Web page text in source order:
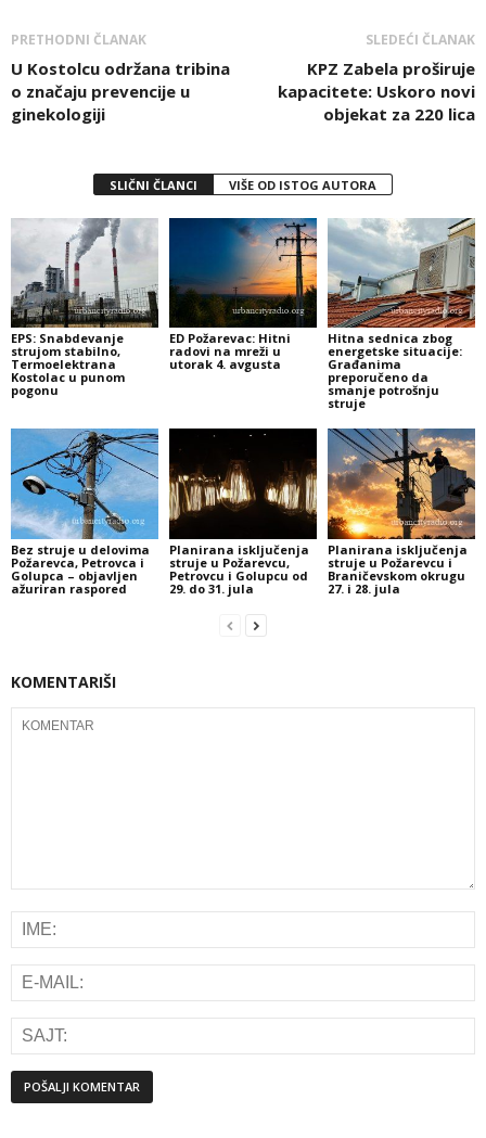
PRETHODNI ČLANAK
U Kostolcu održana tribina
o značaju prevencije u
ginekologiji
SLEDEĆI ČLANAK
KPZ Zabela proširuje
kapacitete: Uskoro novi
objekat za 220 lica
SLIČNI ČLANCI VIŠE OD ISTOG AUTORA
EPS: Snabdevanje
strujom stabilno,
Termoelektrana
Kostolac u punom
pogonu
ED Požarevac: Hitni
radovi na mreži u
utorak 4. avgusta
Hitna sednica zbog
energetske situacije:
Građanima
preporučeno da
smanje potrošnju
struje
Bez struje u delovima
Požarevca, Petrovca i
Golupca – objavljen
ažuriran raspored
Planirana isključenja
struje u Požarevcu,
Petrovcu i Golupcu od
29. do 31. jula
Planirana isključenja
struje u Požarevcu i
Braničevskom okrugu
27. i 28. jula
KOMENTARIŠI